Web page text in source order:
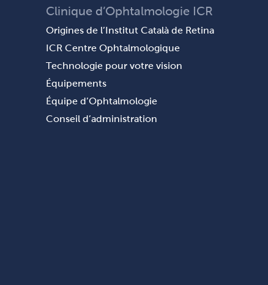
Clinique d’Ophtalmologie ICR
Origines de l’Institut Català de Retina
ICR Centre Ophtalmologique
Technologie pour votre vision
Équipements
Équipe d’Ophtalmologie
Conseil d’administration